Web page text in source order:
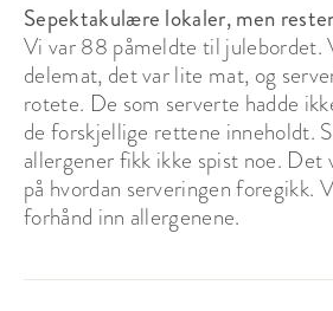
Sepektakulære lokaler, men
Vi var 88 påmeldte til julebordet.
delemat, det var lite mat, og
rotete. De som serverte hadde
de forskjellige rettene inneholdt.
allergener fikk ikke spist noe. Det
på hvordan serveringen foregikk.
forhånd inn allergenene.